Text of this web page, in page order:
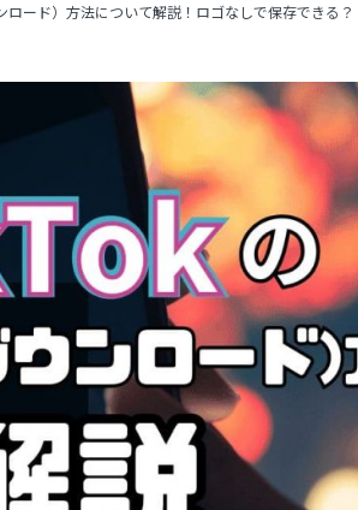
ロード）方法について解説！ロゴなしで保存できる？